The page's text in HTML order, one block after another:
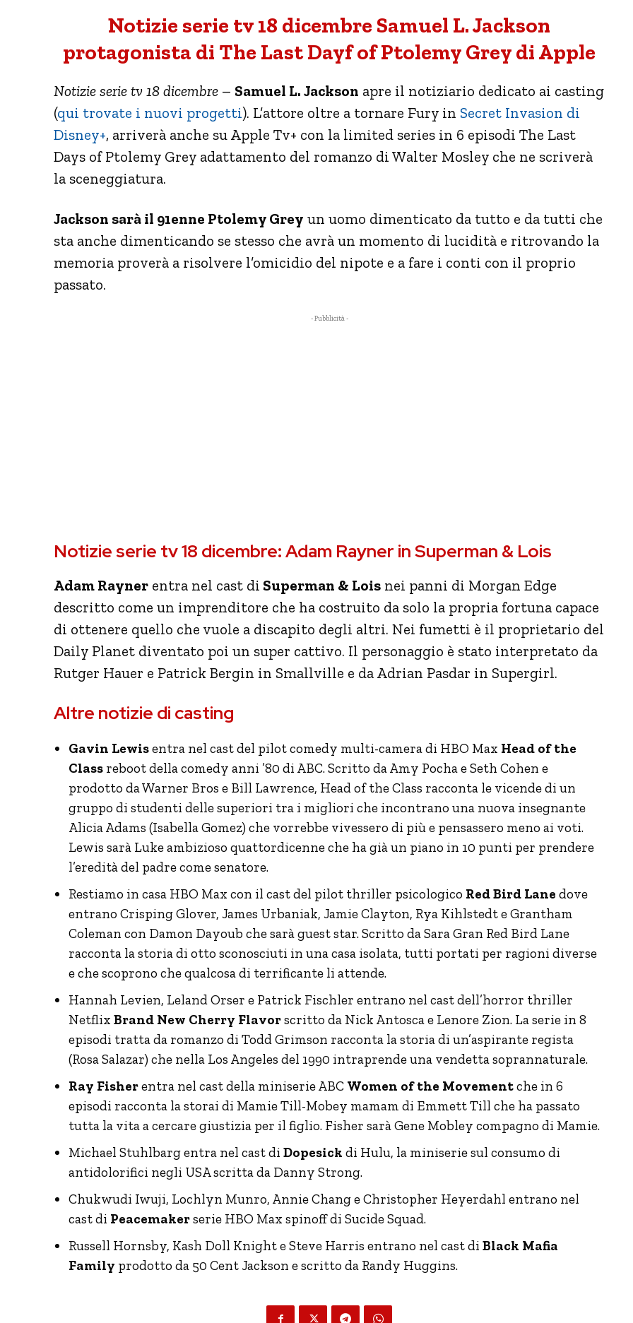
Notizie serie tv 18 dicembre Samuel L. Jackson
protagonista di The Last Dayf of Ptolemy Grey di Apple
Notizie serie tv 18 dicembre – Samuel L. Jackson apre il notiziario dedicato ai casting
(qui trovate i nuovi progetti). L’attore oltre a tornare Fury in Secret Invasion di
Disney+, arriverà anche su Apple Tv+ con la limited series in 6 episodi The Last
Days of Ptolemy Grey adattamento del romanzo di Walter Mosley che ne scriverà
la sceneggiatura.
Jackson sarà il 91enne Ptolemy Grey un uomo dimenticato da tutto e da tutti che
sta anche dimenticando se stesso che avrà un momento di lucidità e ritrovando la
memoria proverà a risolvere l’omicidio del nipote e a fare i conti con il proprio
passato.
- Pubblicità -
Notizie serie tv 18 dicembre: Adam Rayner in Superman & Lois
Adam Rayner entra nel cast di Superman & Lois nei panni di Morgan Edge
descritto come un imprenditore che ha costruito da solo la propria fortuna capace
di ottenere quello che vuole a discapito degli altri. Nei fumetti è il proprietario del
Daily Planet diventato poi un super cattivo. Il personaggio è stato interpretato da
Rutger Hauer e Patrick Bergin in Smallville e da Adrian Pasdar in Supergirl.
Altre notizie di casting
Gavin Lewisentra nel cast del pilot comedy multi-camera di HBO Max Head of the
Class reboot della comedy anni ’80 di ABC. Scritto da Amy Pocha e Seth Cohen e
prodotto da Warner Bros e Bill Lawrence, Head of the Class racconta le vicende di un
gruppo di studenti delle superiori tra i migliori che incontrano una nuova insegnante
Alicia Adams (Isabella Gomez) che vorrebbe vivessero di più e pensassero meno ai voti.
Lewis sarà Luke ambizioso quattordicenne che ha già un piano in 10 punti per prendere
l’eredità del padre come senatore.
Restiamo in casa HBO Max con il cast del pilot thriller psicologico Red Bird Lane dove
entrano Crisping Glover, James Urbaniak, Jamie Clayton, Rya Kihlstedt e Grantham
Coleman con Damon Dayoub che sarà guest star. Scritto da Sara Gran Red Bird Lane
racconta la storia di otto sconosciuti in una casa isolata, tutti portati per ragioni diverse
e che scoprono che qualcosa di terrificante li attende.
Hannah Levien, Leland Orser e Patrick Fischler entrano nel cast dell’horror thriller
Netflix Brand New Cherry Flavorscritto da Nick Antosca e Lenore Zion. La serie in 8
episodi tratta da romanzo di Todd Grimson racconta la storia di un’aspirante regista
(Rosa Salazar) che nella Los Angeles del 1990 intraprende una vendetta soprannaturale.
Ray Fisherentra nel cast della miniserie ABC Women of the Movementche in 6
episodi racconta la storai di Mamie Till-Mobey mamam di Emmett Till che ha passato
tutta la vita a cercare giustizia per il figlio. Fisher sarà Gene Mobley compagno di Mamie.
Michael Stuhlbarg entra nel cast di Dopesick di Hulu, la miniserie sul consumo di
antidolorifici negli USA scritta da Danny Strong.
Chukwudi Iwuji, Lochlyn Munro, Annie Chang e Christopher Heyerdahl entrano nel
cast di Peacemakerserie HBO Max spinoff di Sucide Squad.
Russell Hornsby, Kash Doll Knight e Steve Harris entrano nel cast di Black Mafia
Family prodotto da 50 Cent Jackson e scritto da Randy Huggins.